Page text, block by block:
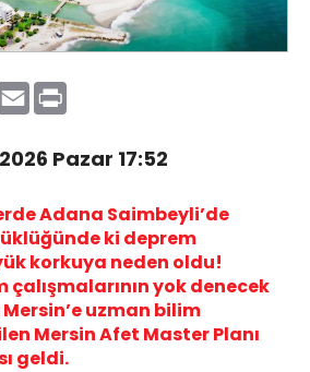
EmailPrint
Pazar 17:52
Adana Saimbeyli’de
ki deprem
korkuya neden oldu!
çalışmalarının yok denecek
uzman bilim
Mersin Afet Master Planı
geldi.